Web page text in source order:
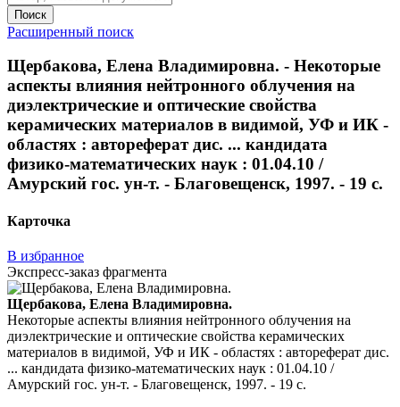
Поиск
Расширенный поиск
Щербакова, Елена Владимировна. - Некоторые
аспекты влияния нейтронного облучения на
диэлектрические и оптические свойства
керамических материалов в видимой, УФ и ИК -
областях : автореферат дис. ... кандидата
физико-математических наук : 01.04.10 /
Амурский гос. ун-т. - Благовещенск, 1997. - 19 с.
Карточка
В избранное
Экспресс-заказ фрагмента
Щербакова, Елена Владимировна.
Некоторые аспекты влияния нейтронного облучения на
диэлектрические и оптические свойства керамических
материалов в видимой, УФ и ИК - областях : автореферат дис.
... кандидата физико-математических наук : 01.04.10 /
Амурский гос. ун-т. - Благовещенск, 1997. - 19 с.